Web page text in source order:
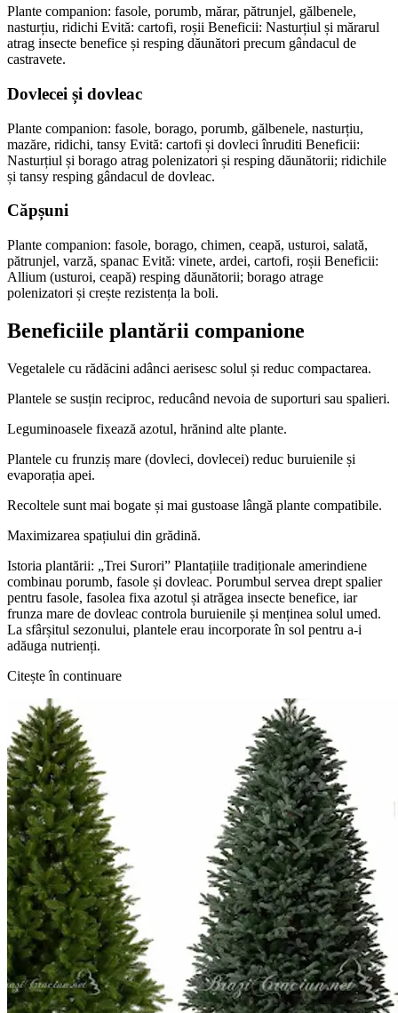
Plante companion: fasole, porumb, mărar, pătrunjel, gălbenele,
nasturțiu, ridichi Evită: cartofi, roșii Beneficii: Nasturțiul și mărarul
atrag insecte benefice și resping dăunători precum gândacul de
castravete.
Dovlecei și dovleac
Plante companion: fasole, borago, porumb, gălbenele, nasturțiu,
mazăre, ridichi, tansy Evită: cartofi și dovleci înruditi Beneficii:
Nasturțiul și borago atrag polenizatori și resping dăunătorii; ridichile
și tansy resping gândacul de dovleac.
Căpșuni
Plante companion: fasole, borago, chimen, ceapă, usturoi, salată,
pătrunjel, varză, spanac Evită: vinete, ardei, cartofi, roșii Beneficii:
Allium (usturoi, ceapă) resping dăunătorii; borago atrage
polenizatori și crește rezistența la boli.
Beneficiile plantării companione
Vegetalele cu rădăcini adânci aerisesc solul și reduc compactarea.
Plantele se susțin reciproc, reducând nevoia de suporturi sau spalieri.
Leguminoasele fixează azotul, hrănind alte plante.
Plantele cu frunziș mare (dovleci, dovlecei) reduc buruienile și
evaporația apei.
Recoltele sunt mai bogate și mai gustoase lângă plante compatibile.
Maximizarea spațiului din grădină.
Istoria plantării: „Trei Surori” Plantațiile tradiționale amerindiene
combinau porumb, fasole și dovleac. Porumbul servea drept spalier
pentru fasole, fasolea fixa azotul și atrăgea insecte benefice, iar
frunza mare de dovleac controla buruienile și menținea solul umed.
La sfârșitul sezonului, plantele erau incorporate în sol pentru a-i
adăuga nutrienți.
Citește în continuare